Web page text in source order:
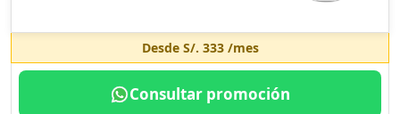
Desde S/. 333/mes
Consultar promoción